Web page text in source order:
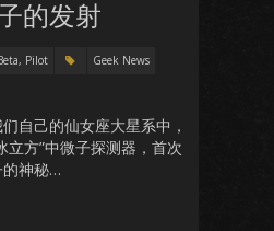
的发射
Pilot
Geek News
自己的仙女座大星系中，
立方”中微子探测器，首次
的神秘…